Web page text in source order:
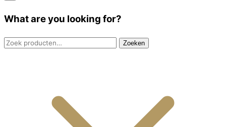
What are you looking for?
Zoeken
Zoeken